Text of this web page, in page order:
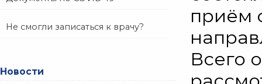
Не смогли записаться к врачу?
Новости
приём
Всего